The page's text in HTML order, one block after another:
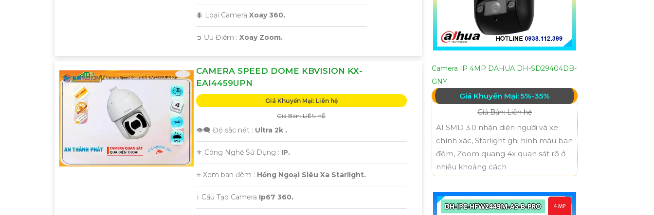
🐜 Loại Camera Xoay 360.
️➲ Ưu Điểm : Xoay Zoom.
CAMERA SPEED DOME KBVISION KX-
EAI4459UPN
Giá Khuyến Mại: Liên hệ
Giá Bán: LIÊN HỆ
👁️‍🗨 Độ sắc nét : Ultra 2k .
⚜️ Công Nghệ Sử Dụng : IP.
⭐ Xem ban đêm : Hồng Ngoại Siêu Xa Starlight.
↕️ Cấu Tạo Camera Ip67 360.
Camera IP 4MP DAHUA DH-SD29404DB-
GNY
Giá Khuyến Mại: 5%-35%
Giá Bán: Liên hệ
AI SMD 3.0 nhận diện người và xe
chính xác, Starlight ghi hình màu ban
đêm, Zoom quang 4x quan sát rõ ở
nhiều khoảng cách